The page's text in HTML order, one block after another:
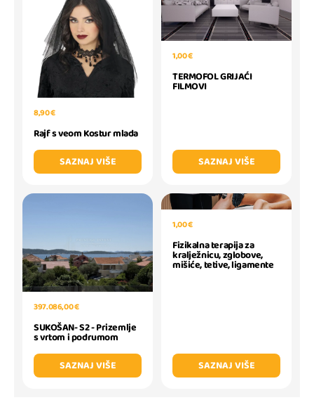
8,90 €
Rajf s veom Kostur mlada
SAZNAJ VIŠE
1,00 €
TERMOFOL GRIJAĆI
FILMOVI
SAZNAJ VIŠE
397.086,00 €
SUKOŠAN- S2 - Prizemlje
s vrtom i podrumom
SAZNAJ VIŠE
1,00 €
Fizikalna terapija za
kralježnicu, zglobove,
mišiće, tetive, ligamente
SAZNAJ VIŠE